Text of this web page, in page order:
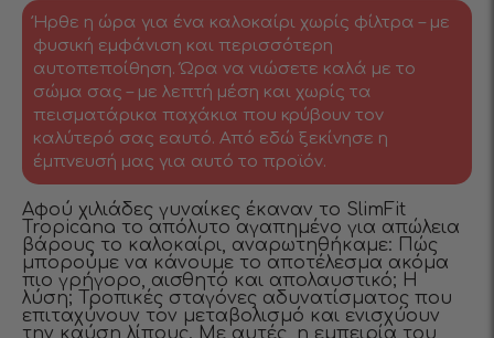
Ήρθε η ώρα για ένα καλοκαίρι χωρίς φίλτρα – με
φυσική εμφάνιση και περισσότερη
αυτοπεποίθηση. Ώρα να νιώσετε καλά με το
σώμα σας – με λεπτή μέση και χωρίς τα
πεισματάρικα παχάκια που κρύβουν τον
καλύτερό σας εαυτό. Από εδώ ξεκίνησε η
έμπνευσή μας για αυτό το προϊόν.
Αφού χιλιάδες γυναίκες έκαναν το SlimFit
Tropicana το απόλυτο αγαπημένο για απώλεια
βάρους το καλοκαίρι, αναρωτηθήκαμε: Πώς
μπορούμε να κάνουμε το αποτέλεσμα ακόμα
πιο γρήγορο, αισθητό και απολαυστικό; Η
λύση; Τροπικές σταγόνες αδυνατίσματος που
επιταχύνουν τον μεταβολισμό και ενισχύουν
την καύση λίπους. Με αυτές, η εμπειρία του